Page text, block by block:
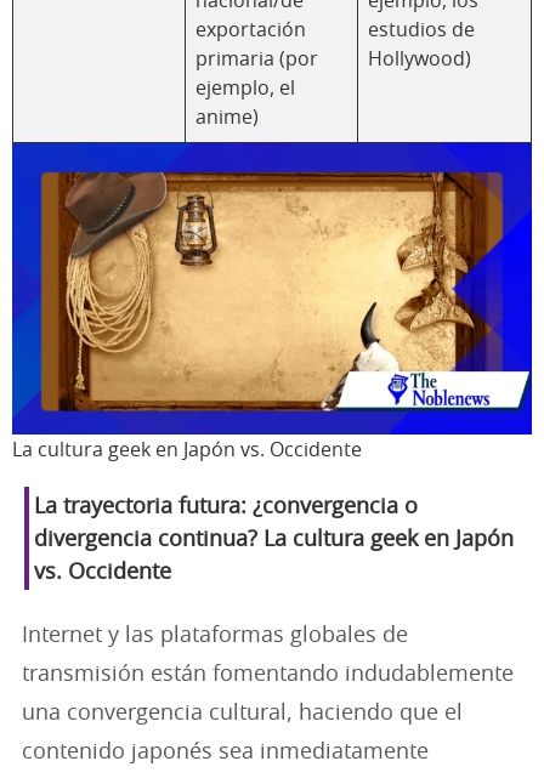
exportación
primaria (por
ejemplo, el
anime)
estudios de
Hollywood)
La cultura geek en Japón vs. Occidente
La trayectoria futura: ¿convergencia o
divergencia continua? La cultura geek en Japón
vs. Occidente
Internet y las plataformas globales de
transmisión están fomentando indudablemente
una convergencia cultural, haciendo que el
contenido japonés sea inmediatamente